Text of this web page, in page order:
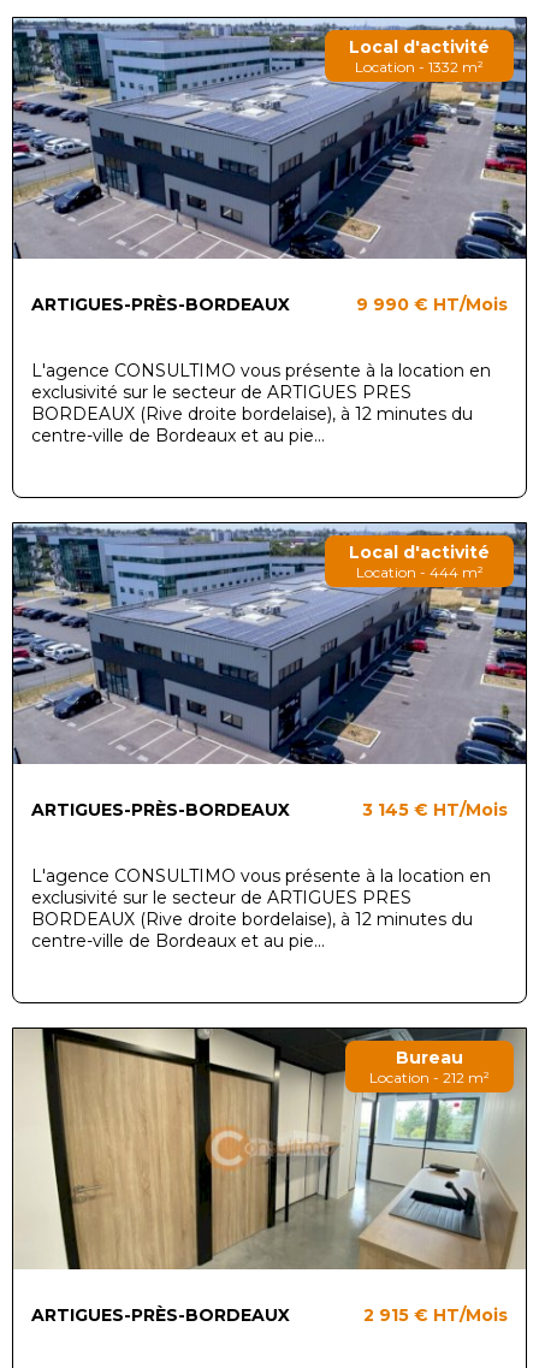
Local d'activité
Location - 1332 m²
ARTIGUES-PRÈS-BORDEAUX 9 990 € HT/Mois
L'agence CONSULTIMO vous présente à la location en
exclusivité sur le secteur de ARTIGUES PRES
BORDEAUX (Rive droite bordelaise), à 12 minutes du
centre-ville de Bordeaux et au pie...
Local d'activité
Location - 444 m²
ARTIGUES-PRÈS-BORDEAUX 3 145 € HT/Mois
L'agence CONSULTIMO vous présente à la location en
exclusivité sur le secteur de ARTIGUES PRES
BORDEAUX (Rive droite bordelaise), à 12 minutes du
centre-ville de Bordeaux et au pie...
Bureau
Location - 212 m²
ARTIGUES-PRÈS-BORDEAUX 2 915 € HT/Mois